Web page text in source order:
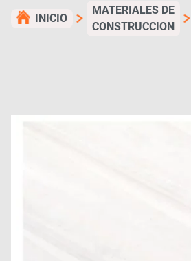
INICIO
MATERIALES DE
CONSTRUCCION